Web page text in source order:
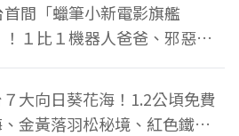
首間「蠟筆小新電影旗艦
！１比１機器人爸爸、邪惡正
款周邊買翻
大向日葵花海！1.2公頃免費
金黃落羽松秘境、紅色鐵橋